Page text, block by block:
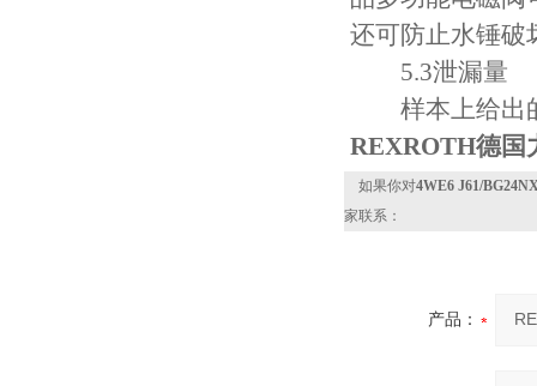
还可防止水锤破
5.3泄漏量
样本上给出的
REXROTH德国
如果你对4WE6 J61/
家联系：
产品：